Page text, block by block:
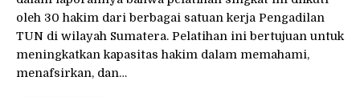
oleh 30 hakim dari berbagai satuan kerja Pengadilan
TUN di wilayah Sumatera. Pelatihan ini bertujuan untuk
meningkatkan kapasitas hakim dalam memahami,
menafsirkan, dan…